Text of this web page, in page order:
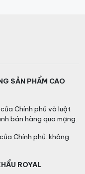
SẢN PHẨM CAO
Chính phủ và luật
bán hàng qua mạng.
của Chính phủ: không
ROYAL